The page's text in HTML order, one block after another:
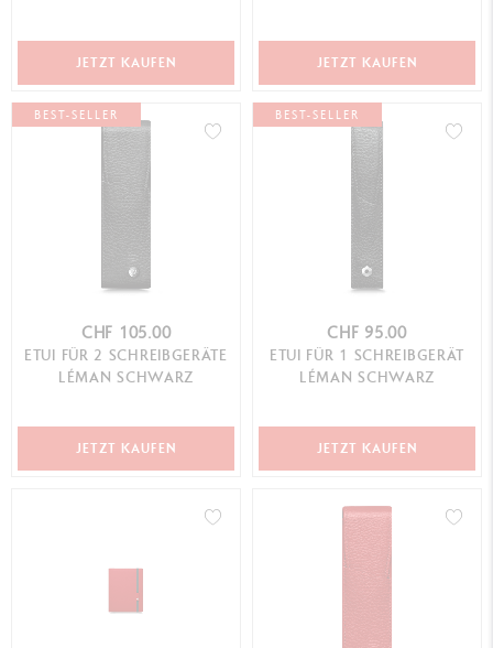
JETZT KAUFEN JETZT KAUFEN
BEST-SELLER
CHF 105.00
ETUI FÜR 2 SCHREIBGERÄTE
LÉMAN SCHWARZ
JETZT KAUFEN
BEST-SELLER
CHF 95.00
ETUI FÜR 1 SCHREIBGERÄT
LÉMAN SCHWARZ
JETZT KAUFEN